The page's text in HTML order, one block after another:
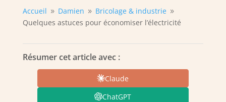
Accueil 9 Damien 9 Bricolage & industrie 9
Quelques astuces pour économiser l’électricité
Résumer cet article avec :
Claude
ChatGPT